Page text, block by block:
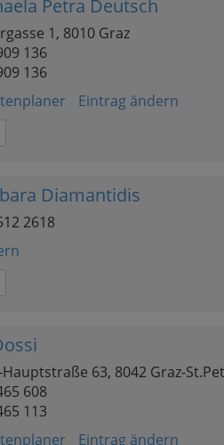
Petra Deutsch
1, 8010 Graz
136
136
Eintrag ändern
Diamantidis
2618
63, 8042 Graz-
608
113
Eintrag ändern